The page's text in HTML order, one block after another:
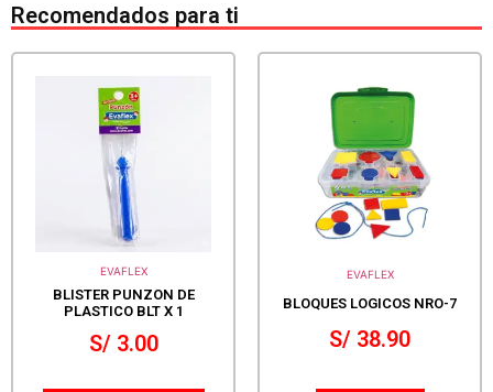
Recomendados para ti
EVAFLEX
BLISTER PUNZON DE
PLASTICO BLT X 1
S/3.00
EVAFLEX
BLOQUES LOGICOS NRO-7
S/ 38.90